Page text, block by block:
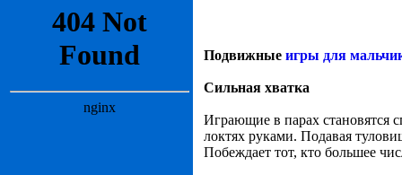
Подвижные игры для
Сильная хватка
Играющие в парах становятся
локтях руками. Подавая
Побеждает тот, кто большее